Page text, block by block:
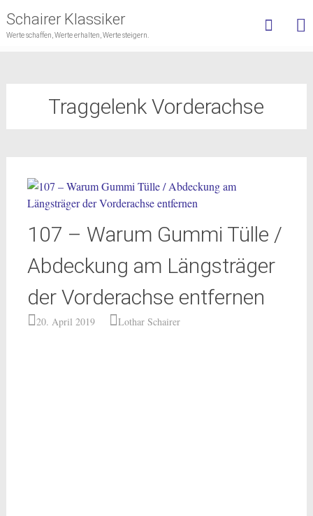
Schairer Klassiker
Werte schaffen, Werte erhalten, Werte steigern.
Traggelenk Vorderachse
107 – Warum Gummi Tülle /
Abdeckung am Längsträger
der Vorderachse entfernen
20. April 2019 Lothar Schairer